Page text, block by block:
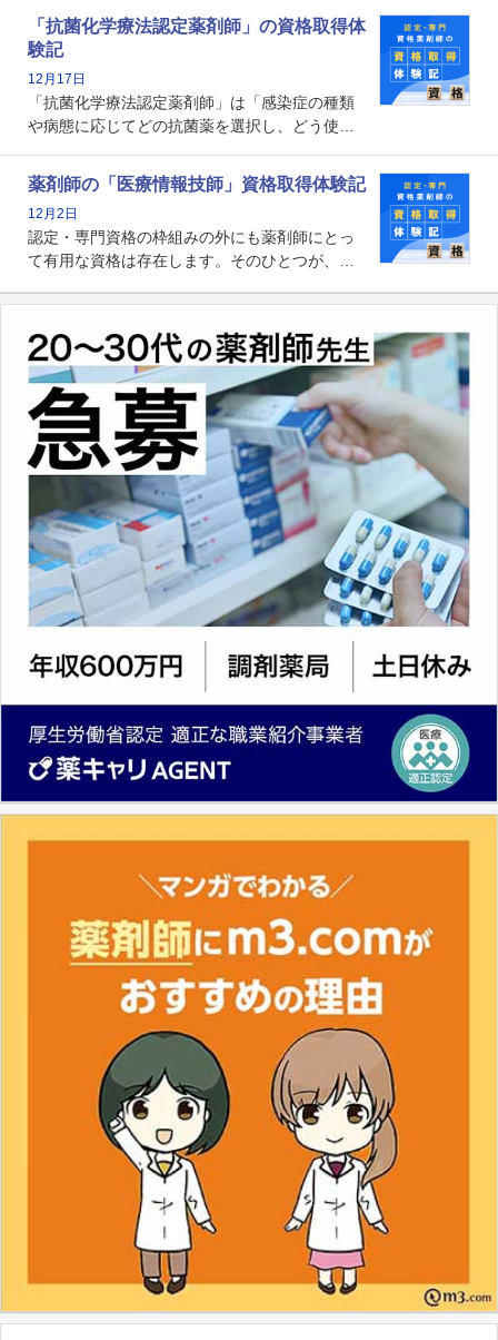
関する資格として、2009年に発足しました。薬
剤師の専門性を活かして高度化するがん医療に
貢献する姿は、今も病院薬剤師にとって一目置
かれる存在です。
「抗菌化学療法認定薬剤師」の資格取得体
験記
12月17日
「抗菌化学療法認定薬剤師」は「感染症の種類
や病態に応じてどの抗菌薬を選択し、どう使っ
る薬剤師です。現在、感染防止対策加算の施設
基準に専任の薬剤師配置が挙げられており、今
後は感染症領域で薬剤師に、より多くの役割が
求められる可能性もあります。
薬剤師の「医療情報技師」資格取得体験記
12月2日
認定・専門資格の枠組みの外にも薬剤師にとっ
て有用な資格は存在します。そのひとつが、
査データ、投薬歴など非常に多岐にわたる医療
データを利活用し、またシステム管理できるこ
とは、病院薬剤師を中心に大きな武器になりま
す。